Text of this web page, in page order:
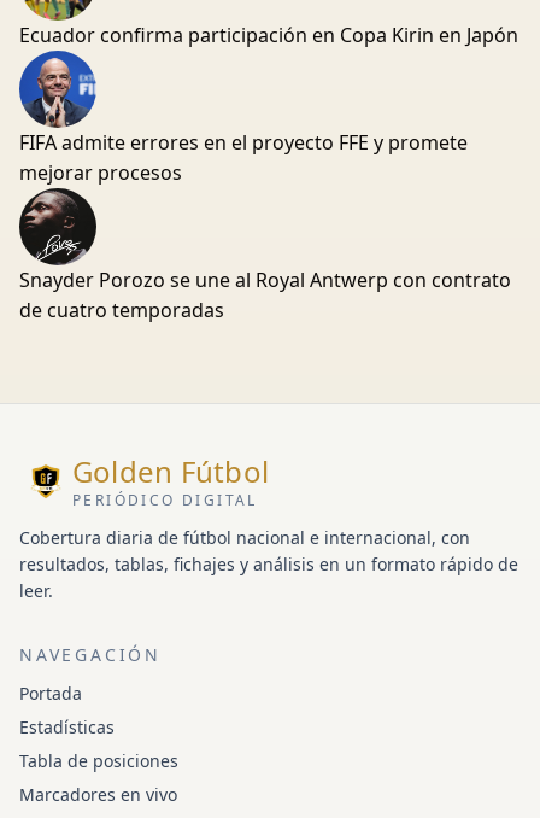
Ecuador confirma participación en Copa Kirin en Japón
FIFA admite errores en el proyecto FFE y promete
mejorar procesos
Snayder Porozo se une al Royal Antwerp con contrato
de cuatro temporadas
Golden Fútbol
PERIÓDICO DIGITAL
Cobertura diaria de fútbol nacional e internacional, con
resultados, tablas, fichajes y análisis en un formato rápido de
leer.
NAVEGACIÓN
Portada
Estadísticas
Tabla de posiciones
Marcadores en vivo